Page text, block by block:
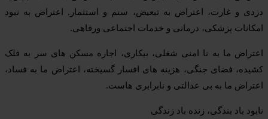
دزدی و غارت، اعتراض به تبعیض، ستم و استثمار. اعتراض به نبود
امکانات پزشکی، درمانی و خدمات اجتماعی ورفاهی.
اعتراض ما به نا امنی شغلی، بیکاری، اجاره مسکن های سر به فلک
کشیده، فضای جنگی، هزینه های افسار گسیخته، اعتراض ما به فساد،
اعتراض ما به بی عدالتی و نابرابری هاست.
نابود باد بندگی، زنده باد زندگی